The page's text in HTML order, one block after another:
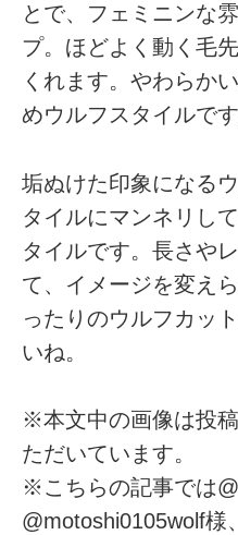
とで、フェミニンな
プ。ほどよく動く毛
くれます。やわらか
めウルフスタイルです
垢ぬけた印象になる
タイルにマンネリし
タイルです。長さや
て、イメージを変え
ったりのウルフカッ
いね。
※本文中の画像は投
ただいています。
※こちらの記事では
@motoshi0105wolf様